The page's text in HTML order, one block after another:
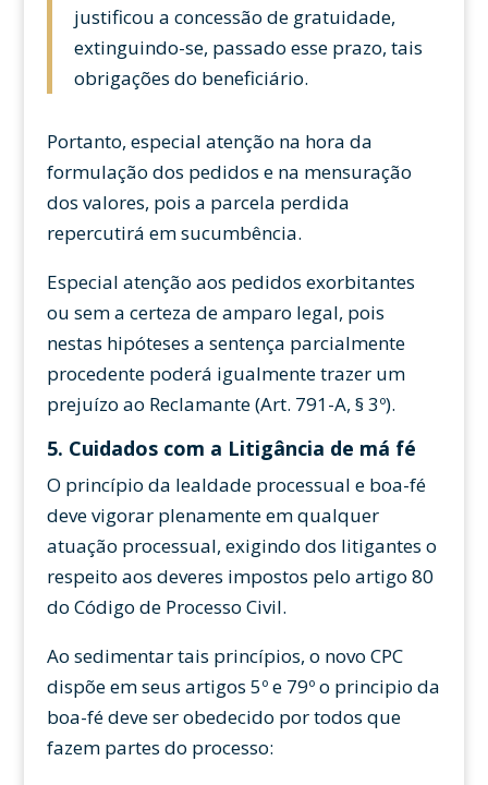
justificou a concessão de gratuidade,
extinguindo-se, passado esse prazo, tais
obrigações do beneficiário.
Portanto, especial atenção na hora da
formulação dos pedidos e na mensuração
dos valores, pois a parcela perdida
repercutirá em sucumbência.
Especial atenção aos pedidos exorbitantes
ou sem a certeza de amparo legal, pois
nestas hipóteses a sentença parcialmente
procedente poderá igualmente trazer um
prejuízo ao Reclamante (Art. 791-A, § 3º).
5. Cuidados com a Litigância de má fé
O princípio da lealdade processual e boa-fé
deve vigorar plenamente em qualquer
atuação processual, exigindo dos litigantes o
respeito aos deveres impostos pelo artigo 80
do Código de Processo Civil.
Ao sedimentar tais princípios, o novo CPC
dispõe em seus artigos 5º e 79º o principio da
boa-fé deve ser obedecido por todos que
fazem partes do processo: